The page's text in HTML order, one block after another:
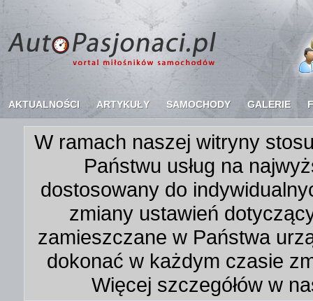
AKTUALNOŚCI ARTYKUŁY SAMOCHODY GALERIE
W ramach naszej witryny
Państwu usług na
dostosowany do
zmiany ustawień
zamieszczane w Państwa
dokonać w każdym czasie
Więcej szczegółów w